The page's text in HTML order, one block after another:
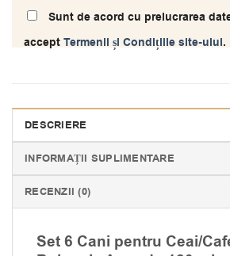
Sunt de acord cu prelucrarea
acceptTermenii și Condițiile site-ului.
DESCRIERE
INFORMAȚII SUPLIMENTARE
RECENZII (0)
Set 6 Cani pentru Ceai/